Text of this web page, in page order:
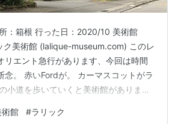
：箱根 行った日：2020/10 美術館
ク美術館 (lalique-museum.com) このレ
リエント急行があります、今回は時間
念。 赤いFordが。 カーマスコットがラ
小道を歩いていくと美術館がありま
あるいは羽のあるシレーヌ》1897-
館 #ラリック